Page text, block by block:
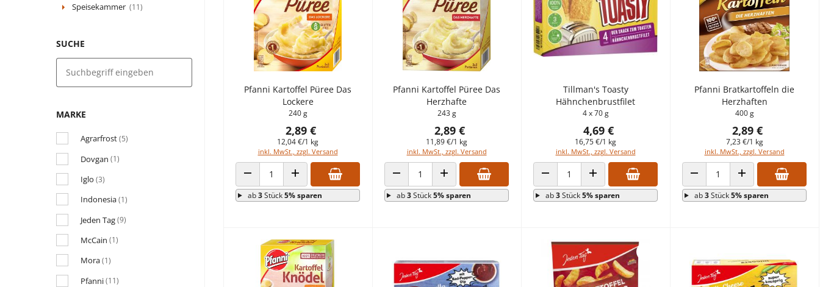
Speisekammer (11)
SUCHE
MARKE
Agrarfrost(5)
Dovgan (1)
Iglo (3)
Indonesia(1)
Jeden Tag(9)
McCain (1)
Mora(1)
Pfanni(11)
Pfanni Kartoffel Püree Das
Lockere
240 g
2,89 €
12,04 €/1 kg
inkl. MwSt., zzgl. Versand
ANZAHL VERRINGERNANZAHL ERHÖHEN
ab3Stück5% sparen
Pfanni Kartoffel Püree Das
Herzhafte
243 g
2,89 €
11,89 €/1 kg
inkl. MwSt., zzgl. Versand
ANZAHL VERRINGERNANZAHL ERHÖHEN
ab3Stück5% sparen
Tillman's Toasty
Hähnchenbrustfilet
4 x 70 g
4,69 €
16,75 €/1 kg
inkl. MwSt., zzgl. Versand
ANZAHL VERRINGERNANZAHL ERHÖHEN
ab3Stück5% sparen
Pfanni Bratkartoffeln die
Herzhaften
400 g
2,89 €
7,23 €/1 kg
inkl. MwSt., zzgl. Versand
ANZAHL VERRINGERNANZAHL ERHÖHEN
ab3Stück5% sparen